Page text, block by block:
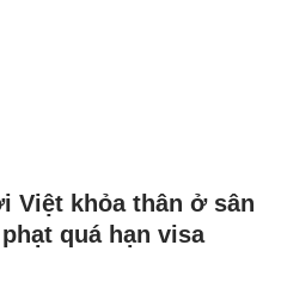
Việt khỏa thân ở sân
quá hạn visa